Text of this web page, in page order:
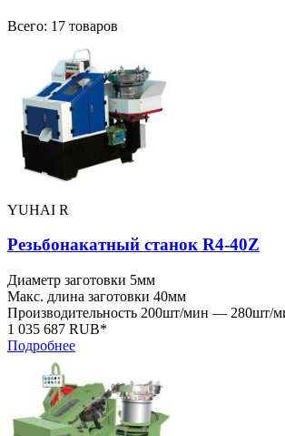
Всего: 17 товаров
YUHAI R
Резьбонакатный станок R4-40Z
Диаметр заготовки 5мм
Макс. длина заготовки 40мм
Производительность 200шт/мин — 280шт/
1 035 687 RUB*
Подробнее